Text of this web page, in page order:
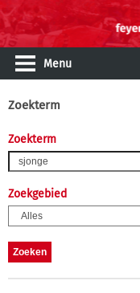
Menu
Zoekterm
Zoekterm
Zoekgebied